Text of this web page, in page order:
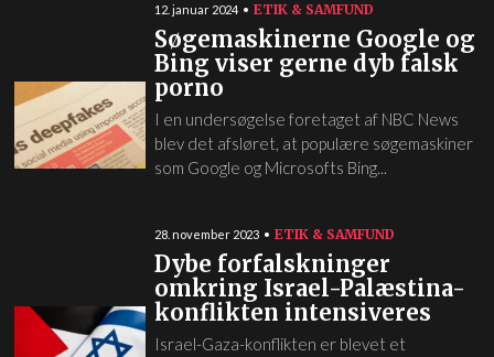
12. januar 2024 ETIK & SAMFUND
Søgemaskinerne Google og
Bing viser gerne dyb falsk
porno
I en undersøgelse foretaget af NBC News
blev det afsløret, at populære søgemaskiner
som Google og Microsofts Bing...
28. november 2023 ETIK & SAMFUND
Dybe forfalskninger
omkring Israel-Palæstina-
konflikten intensiveres
Israel-Gaza-konflikten er blevet et